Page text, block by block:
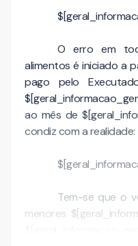
O erro em
alimentos é iniciado a
pago pelo
ao mês de
condiz com a realidade:
Tem-se que o
menores